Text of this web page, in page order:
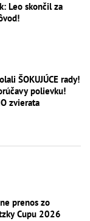
Leo skončil za
ŠOKUJÚCE rady!
polievku!
zvierata
prenos zo
Cupu 2026